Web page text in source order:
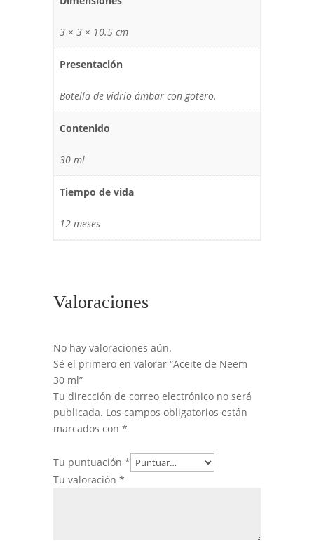
3 × 3 × 10.5 cm
Presentación
Botella de vidrio ámbar con gotero.
Contenido
30 ml
Tiempo de vida
12 meses
Valoraciones
No hay valoraciones aún.
Sé el primero en valorar “Aceite de Neem
30 ml”
Tu dirección de correo electrónico no será
publicada. Los campos obligatorios están
marcados con *
Tu puntuación *
Tu valoración *